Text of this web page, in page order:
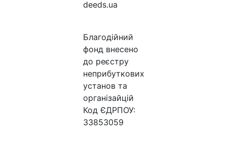
deeds.ua
Благодійний
фонд внесено
до реєстру
неприбуткових
установ та
організайцій
Код ЄДРПОУ:
33853059